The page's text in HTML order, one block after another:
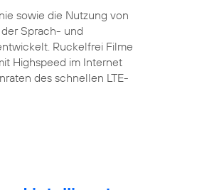
sowie die Nutzung von
Sprach- und
Ruckelfrei Filme
Highspeed im Internet
des schnellen LTE-